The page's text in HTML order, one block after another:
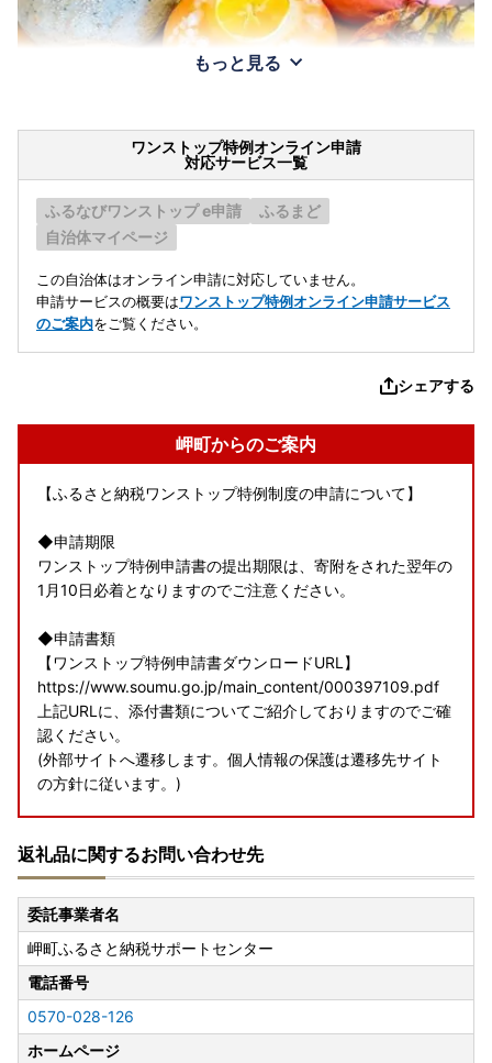
もっと見る
ワンストップ特例オンライン申請
対応サービス一覧
ふるなびワンストップ e申請
ふるまど
自治体マイページ
この自治体はオンライン申請に対応していません。
申請サービスの概要はワンストップ特例オンライン申請サービス
のご案内をご覧ください。
シェアする
岬町からのご案内
【ふるさと納税ワンストップ特例制度の申請について】
◆申請期限
ワンストップ特例申請書の提出期限は、寄附をされた翌年の
1月10日必着となりますのでご注意ください。
◆申請書類
【ワンストップ特例申請書ダウンロードURL】
https://www.soumu.go.jp/main_content/000397109.pdf
上記URLに、添付書類についてご紹介しておりますのでご確
認ください。
(外部サイトへ遷移します。個人情報の保護は遷移先サイト
の方針に従います。)
【ふるさとPASS】ワンストップ特例制度の手続きをスマホ
でできるサービス
https://www.furusato-pass.jp/static/about
上記URLに、電子申請についてご紹介しておりますのでご確
認ください。
(外部サイトへ遷移します。個人情報の保護は遷移先サイト
の方針に従います。)
◆送付先
返礼品に関するお問い合わせ先
委託事業者名
岬町ふるさと納税サポートセンター
電話番号
0570-028-126
ホームページ